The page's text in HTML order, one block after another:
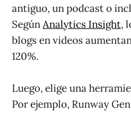
antiguo, un podcast o
SegúnAnalytics Insight,
blogs en videos
120%.
Luego, elige una
Por ejemplo, Runway